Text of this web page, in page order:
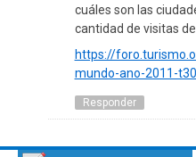
cuáles son las
cantidad de visitas
https://
mundo-ano-2011-
Responder